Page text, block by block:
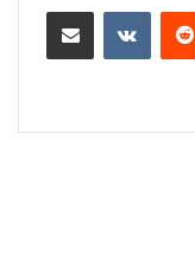
مشاركة عبر البريد